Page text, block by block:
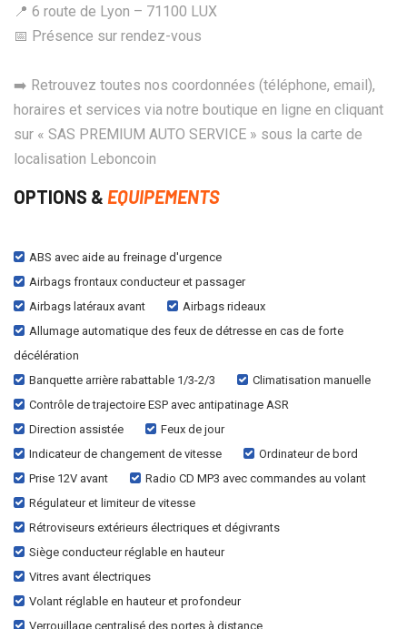
📍 6 route de Lyon – 71100 LUX
📅 Présence sur rendez-vous
➡️ Retrouvez toutes nos coordonnées (téléphone, email),
horaires et services via notre boutique en ligne en cliquant
sur « SAS PREMIUM AUTO SERVICE » sous la carte de
localisation Leboncoin
OPTIONS & EQUIPEMENTS
ABS avec aide au freinage d'urgence
Airbags frontaux conducteur et passager
Airbags latéraux avant
Airbags rideaux
Allumage automatique des feux de détresse en cas de forte
décélération
Banquette arrière rabattable 1/3-2/3
Climatisation manuelle
Contrôle de trajectoire ESP avec antipatinage ASR
Direction assistée
Feux de jour
Indicateur de changement de vitesse
Ordinateur de bord
Prise 12V avant
Radio CD MP3 avec commandes au volant
Régulateur et limiteur de vitesse
Rétroviseurs extérieurs électriques et dégivrants
Siège conducteur réglable en hauteur
Vitres avant électriques
Volant réglable en hauteur et profondeur
Verrouillage centralisé des portes à distance